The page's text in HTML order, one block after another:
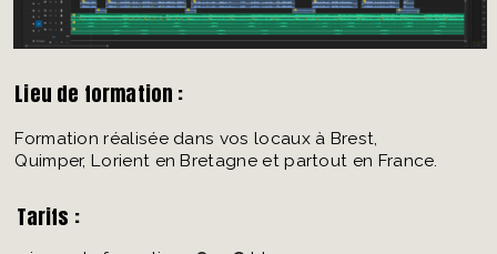
Lieu de formation :
Formation réalisée dans vos locaux à Brest,
Quimper, Lorient en Bretagne et partout en France.
Tarifs :